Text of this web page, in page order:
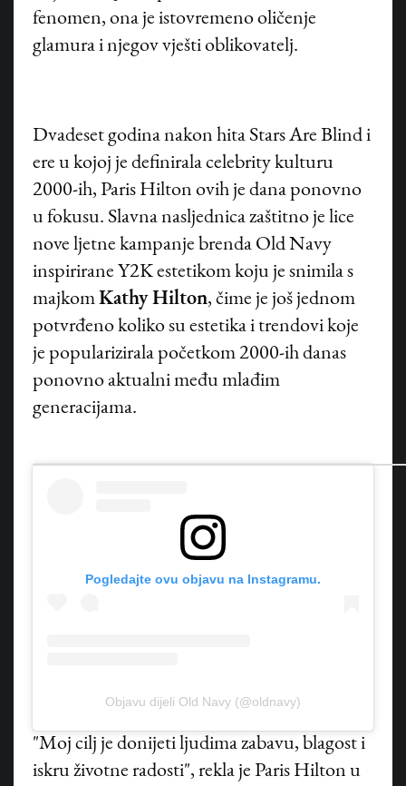
fenomen, ona je istovremeno oličenje
glamura i njegov vješti oblikovatelj.
Dvadeset godina nakon hita Stars Are Blind i
ere u kojoj je definirala celebrity kulturu
2000-ih, Paris Hilton ovih je dana ponovno
u fokusu. Slavna nasljednica zaštitno je lice
nove ljetne kampanje brenda Old Navy
inspirirane Y2K estetikom koju je snimila s
majkomKathy Hilton, čime je još jednom
potvrđeno koliko su estetika i trendovi koje
je popularizirala početkom 2000-ih danas
ponovno aktualni među mlađim
generacijama.
Pogledajte ovu objavu na Instagramu.
Objavu dijeli Old Navy (@oldnavy)
"Moj cilj je donijeti ljudima zabavu, blagost i
iskru životne radosti", rekla je Paris Hilton u